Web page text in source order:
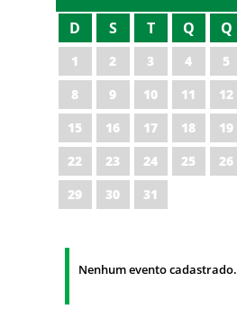
D S T Q Q
1 2 3 4 5
8
9 10 11 12
15
16 17 18 19
22
23 24 25 26
29
30 31
Nenhum evento cadastrado.